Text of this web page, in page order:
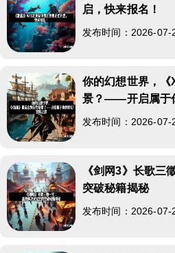
启，快来报名！
发布时间：2026-
你的幻想世界，
景？——开启属于
发布时间：2026-
《剑网3》长歌三
突破秘籍揭秘
发布时间：2026-